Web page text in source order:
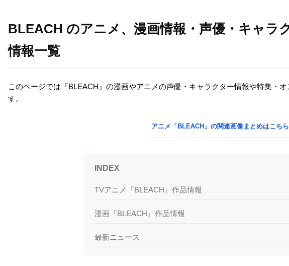
BLEACH のアニメ、漫画情報・声優・キャラ
情報一覧
このページでは『BLEACH』の漫画やアニメの声優・キャラクター情報や特集・
す。
アニメ「BLEACH」の関連画像まとめはこちら
TVアニメ『BLEACH』作品情報
漫画『BLEACH』作品情報
最新ニュース